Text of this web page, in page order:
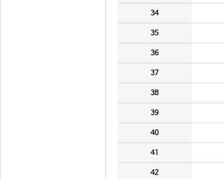
34
35
36
37
38
39
40
41
42